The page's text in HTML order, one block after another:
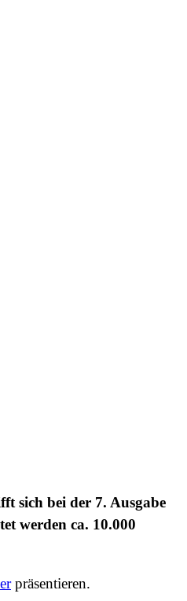
sich bei der 7. Ausgabe
werden ca. 10.000
präsentieren.